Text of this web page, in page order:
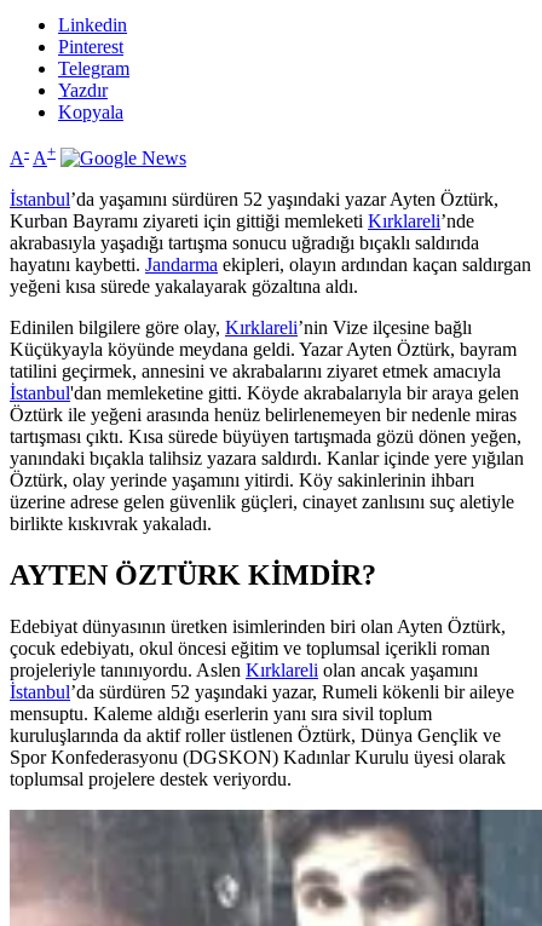
Linkedin
Pinterest
Telegram
Yazdır
Kopyala
A- A+
İstanbul’da yaşamını sürdüren 52 yaşındaki yazar Ayten Öztürk,
Kurban Bayramı ziyareti için gittiği memleketi Kırklareli’nde
akrabasıyla yaşadığı tartışma sonucu uğradığı bıçaklı saldırıda
hayatını kaybetti. Jandarma ekipleri, olayın ardından kaçan saldırgan
yeğeni kısa sürede yakalayarak gözaltına aldı.
Edinilen bilgilere göre olay, Kırklareli’nin Vize ilçesine bağlı
Küçükyayla köyünde meydana geldi. Yazar Ayten Öztürk, bayram
tatilini geçirmek, annesini ve akrabalarını ziyaret etmek amacıyla
İstanbul'dan memleketine gitti. Köyde akrabalarıyla bir araya gelen
Öztürk ile yeğeni arasında henüz belirlenemeyen bir nedenle miras
tartışması çıktı. Kısa sürede büyüyen tartışmada gözü dönen yeğen,
yanındaki bıçakla talihsiz yazara saldırdı. Kanlar içinde yere yığılan
Öztürk, olay yerinde yaşamını yitirdi. Köy sakinlerinin ihbarı
üzerine adrese gelen güvenlik güçleri, cinayet zanlısını suç aletiyle
birlikte kıskıvrak yakaladı.
AYTEN ÖZTÜRK KİMDİR?
Edebiyat dünyasının üretken isimlerinden biri olan Ayten Öztürk,
çocuk edebiyatı, okul öncesi eğitim ve toplumsal içerikli roman
projeleriyle tanınıyordu. Aslen Kırklareli olan ancak yaşamını
İstanbul’da sürdüren 52 yaşındaki yazar, Rumeli kökenli bir aileye
mensuptu. Kaleme aldığı eserlerin yanı sıra sivil toplum
kuruluşlarında da aktif roller üstlenen Öztürk, Dünya Gençlik ve
Spor Konfederasyonu (DGSKON) Kadınlar Kurulu üyesi olarak
toplumsal projelere destek veriyordu.